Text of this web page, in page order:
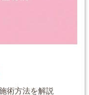
術方法を解説